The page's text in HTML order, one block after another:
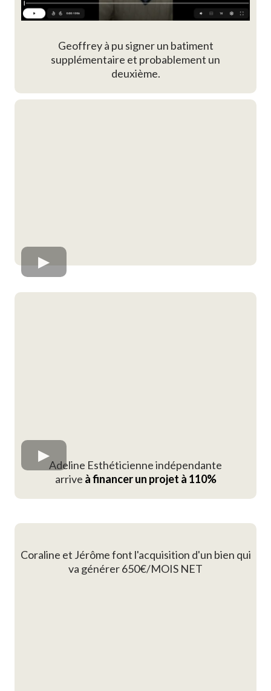
Geoffrey à pu signer un batiment
supplémentaire et probablement un
deuxième.
Adeline Esthéticienne indépendante
arrive à financer un projet à 110%
Coraline et Jérôme font l'acquisition d'un bien qui
va générer 650€/MOIS NET